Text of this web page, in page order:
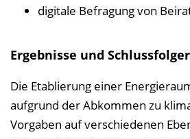
digitale Befragung von
Ergebnisse und
Die Etablierung einer
aufgrund der Abkommen zu
Vorgaben auf verschiedenen